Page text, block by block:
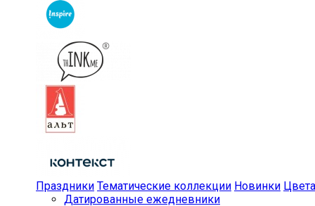
Праздники Тематические коллекции Новинки Цвета
Датированные ежедневники